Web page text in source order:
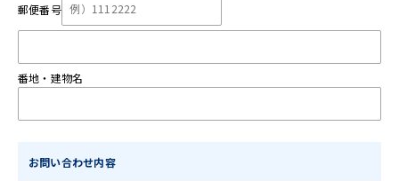
郵便番号
番地・建物名
お問い合わせ内容